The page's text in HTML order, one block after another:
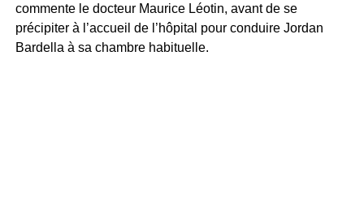
commente le docteur Maurice Léotin, avant de se
précipiter à l’accueil de l’hôpital pour conduire Jordan
Bardella à sa chambre habituelle.